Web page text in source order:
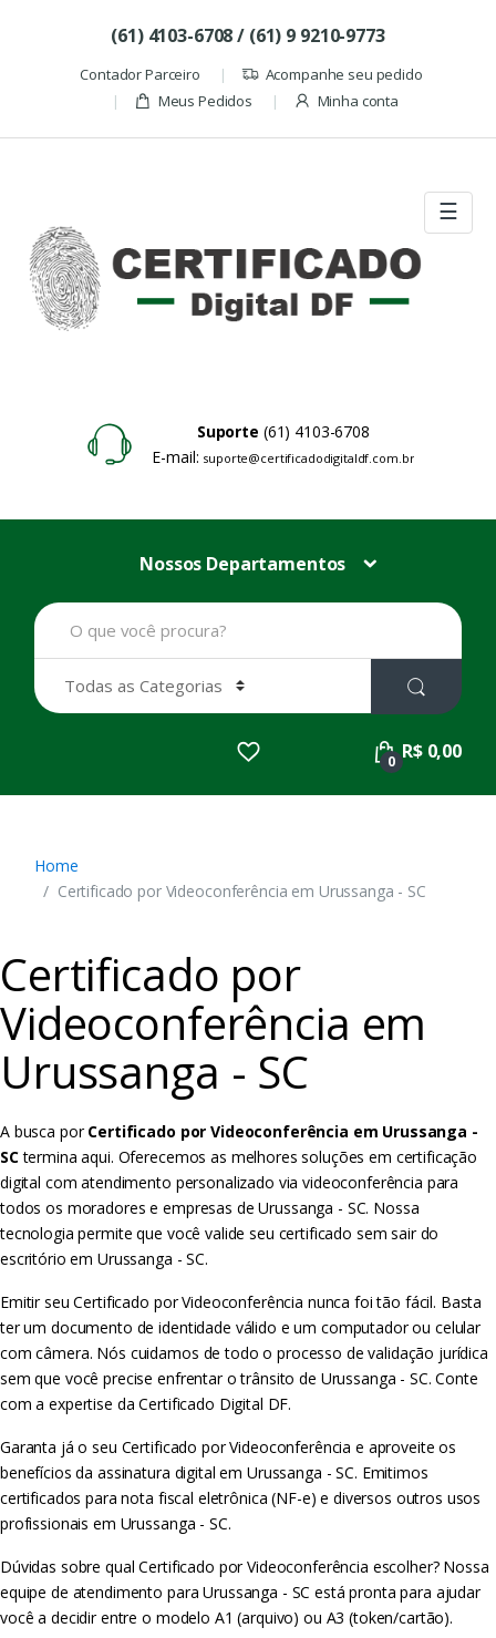
(61) 4103-6708 / (61) 9 9210-9773
Contador Parceiro
Acompanhe seu pedido
Meus Pedidos
Minha conta
☰
Suporte (61) 4103-6708
E-mail: suporte@certificadodigitaldf.com.br
Nossos Departamentos
B
u
a
r
:
0 R$ 0,00
Home
Certificado por Videoconferência em Urussanga - SC
Certificado por
Videoconferência em
Urussanga - SC
A busca porCertificado por Videoconferência em Urussanga -
SCtermina aqui. Oferecemos as melhores soluções em certificação
digital com atendimento personalizado via videoconferência para
todos os moradores e empresas de Urussanga - SC. Nossa
tecnologia permite que você valide seu certificado sem sair do
escritório em Urussanga - SC.
Emitir seu Certificado por Videoconferência nunca foi tão fácil. Basta
ter um documento de identidade válido e um computador ou celular
com câmera. Nós cuidamos de todo o processo de validação jurídica
sem que você precise enfrentar o trânsito de Urussanga - SC. Conte
com a expertise da Certificado Digital DF.
Garanta já o seu Certificado por Videoconferência e aproveite os
benefícios da assinatura digital em Urussanga - SC. Emitimos
certificados para nota fiscal eletrônica (NF-e) e diversos outros usos
profissionais em Urussanga - SC.
Dúvidas sobre qual Certificado por Videoconferência escolher? Nossa
equipe de atendimento para Urussanga - SC está pronta para ajudar
você a decidir entre o modelo A1 (arquivo) ou A3 (token/cartão).